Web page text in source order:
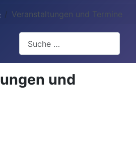
Veranstaltungen und Termine
und